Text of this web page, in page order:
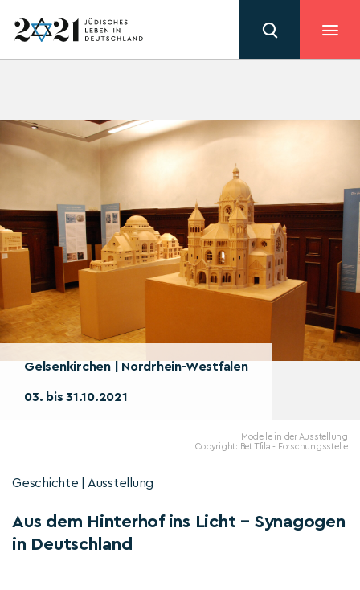
Gelsenkirchen | Nordrhein-Westfalen
03. bis 31.10.2021
Modelle in der Ausstellung
Copyright: Bet Tfila - Forschungsstelle
Geschichte | Ausstellung
Aus dem Hinterhof ins Licht – Synagogen
in Deutschland